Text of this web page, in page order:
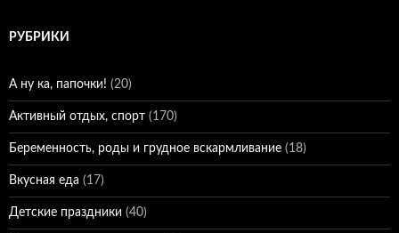
РУБРИКИ
А ну ка, папочки! (20)
Активный отдых, спорт (170)
Беременность, роды и грудное вскармливание (18)
Вкусная еда (17)
Детские праздники (40)